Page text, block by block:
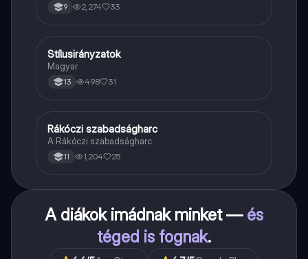
9 2,274 33
Magyar
Stílusirányzatok
Magyar
13 498 31
Töri
Rákóczi szabadságharc
A Rákóczi szabadságharc
11 1,204 25
A diákok imádnak minket — és
téged is fognak.